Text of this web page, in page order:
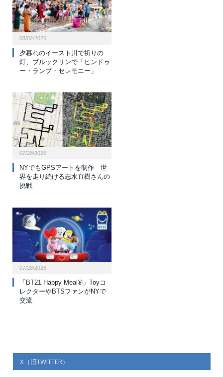
08/02/2026
夕暮れのイースト川で祈りの
灯、ブルックリンで「ヒンドゥ
ー・ランプ・セレモニー」
07/28/2026
NYでもGPSアートを制作 世
界を走り続ける志水直樹さんの
挑戦
07/28/2026
「BT21 Happy Meal®」Toyコ
レクターやBTSファンがNYで
交流
X（旧TWITTER）